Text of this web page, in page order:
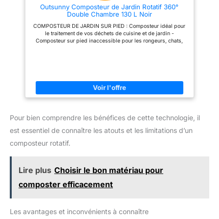
l'ajout facile des déchets et la
collecte du compost.
Outsunny Composteur de Jardin Rotatif 360°
Double Chambre 130 L Noir
COMPOSTEUR DE JARDIN SUR PIED : Composteur idéal pour
le traitement de vos déchets de cuisine et de jardin -
Composteur sur pied inaccessible pour les rongeurs, chats,
de jardin, assurant sa stabilité avec le contenu intérieur et
pendant sa manipulation VENTILATION OPTIMALE : 24 trous
permettent une oxygénation optimale favorisant le
"d'explosion" causé par une pression interne excessive
SPÉCIFICATIONS : Dimensions totales : 67L x 60l x 77H cm.
Capacité : 130L.
Pour bien comprendre les bénéfices de cette technologie, il
est essentiel de connaître les atouts et les limitations d’un
composteur rotatif.
Lire plus Choisir le bon matériau pour
composter efficacement
Les avantages et inconvénients à connaître